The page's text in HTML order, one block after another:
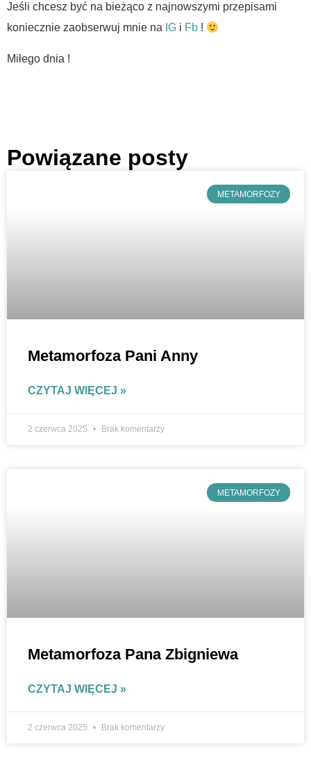
Jeśli chcesz być na bieżąco z najnowszymi przepisami
koniecznie zaobserwuj mnie na IG i Fb !
Miłego dnia !
Powiązane posty
METAMORFOZY
Metamorfoza Pani Anny
CZYTAJ WIĘCEJ »
2 czerwca 2025 Brak komentarzy
METAMORFOZY
Metamorfoza Pana Zbigniewa
CZYTAJ WIĘCEJ »
2 czerwca 2025 Brak komentarzy